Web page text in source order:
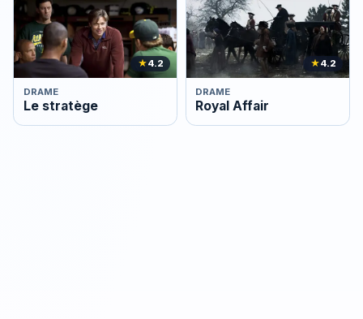
★4.2
DRAME
Le stratège
★4.2
DRAME
Royal Affair